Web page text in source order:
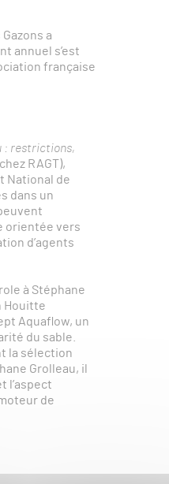
a
annuel s’est
française
: restrictions,
RAGT),
National de
dans un
orientée vers
d’agents
à Stéphane
Houitte
Aquaflow, un
du sable.
la sélection
Grolleau, il
l’aspect
de